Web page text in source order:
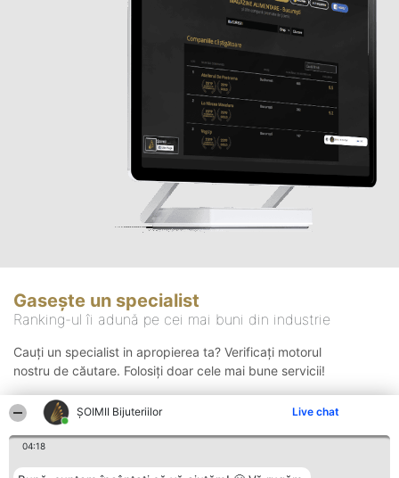
ŞOIMII Bijuteriilor Live chat
04:18
Gasește un specialist
Ranking-ul îi adună pe cei mai buni din industrie
Cauți un specialist in apropierea ta? Verificați motorul
nostru de căutare. Folosiți doar cele mai bune servicii!